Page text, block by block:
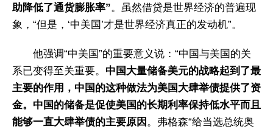
助降低了通货膨胀率”。虽然借贷是世界经济的普遍现
象，“但是，‘中美国’才是世界经济真正的发动机”。
他强调“中美国”的重要意义说：“中国与美国的关
系已变得至关重要。 中国大量储备美元的战略起到了最
主要的作用，中国的这种做法为美国大肆举债提供了资
金。中国的储备是促使美国的长期利率保持低水平而且
能够一直大肆举债的主要原因 。弗格森“给当选总统奥